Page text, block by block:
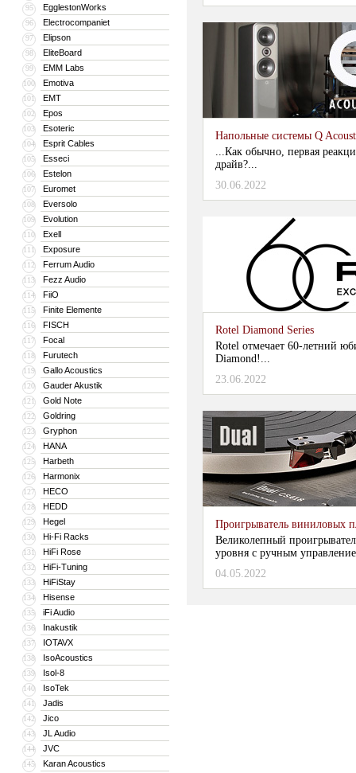
95 EgglestonWorks
96 Electrocompaniet
97 Elipson
98 EliteBoard
99 EMM Labs
100 Emotiva
101 EMT
102 Epos
103 Esoteric
104 Esprit Cables
105 Esseci
106 Estelon
107 Euromet
108 Eversolo
109 Evolution
110 Exell
111 Exposure
112 Ferrum Audio
113 Fezz Audio
114 FiiO
115 Finite Elemente
116 FISCH
117 Focal
118 Furutech
119 Gallo Acoustics
120 Gauder Akustik
121 Gold Note
122 Goldring
123 Gryphon
124 HANA
125 Harbeth
126 Harmonix
127 HECO
128 HEDD
129 Hegel
130 Hi-Fi Racks
131 HiFi Rose
132 HiFi-Tuning
133 HiFiStay
134 Hisense
135 iFi Audio
136 Inakustik
137 IOTAVX
138 IsoAcoustics
139 Isol-8
140 IsoTek
141 Jadis
142 Jico
143 JL Audio
144 JVC
145 Karan Acoustics
Напольные системы Q
...Как обычно, первая
драйв?...
30.06.2022
Rotel Diamond Series
Rotel отмечает 60-летний
Diamond!...
23.06.2022
Проигрыватель виниловых
Великолепный
уровня с ручным
04.05.2022